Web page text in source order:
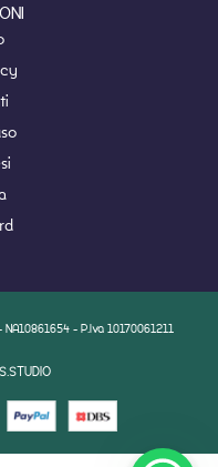
NA10861654 - P.Iva 10170061211